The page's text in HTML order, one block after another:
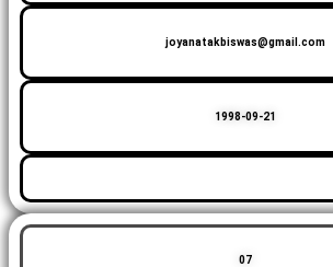
joyanatakbiswas@gmail.com
1998-09-21
07